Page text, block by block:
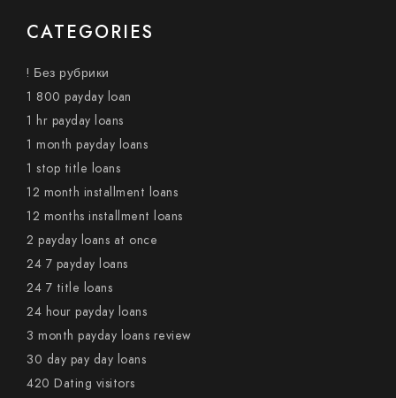
CATEGORIES
! Без рубрики
1 800 payday loan
1 hr payday loans
1 month payday loans
1 stop title loans
12 month installment loans
12 months installment loans
2 payday loans at once
24 7 payday loans
24 7 title loans
24 hour payday loans
3 month payday loans review
30 day pay day loans
420 Dating visitors